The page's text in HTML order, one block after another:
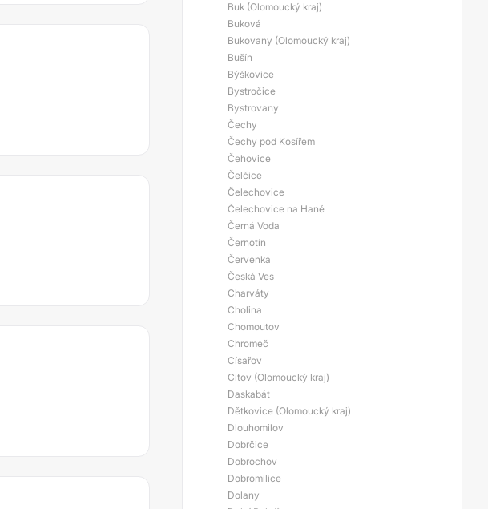
Buk (Olomoucký kraj)
Buková
Bukovany (Olomoucký kraj)
Bušín
Býškovice
Bystročice
Bystrovany
Čechy
Čechy pod Kosířem
Čehovice
Čelčice
Čelechovice
Čelechovice na Hané
Černá Voda
Černotín
Červenka
Česká Ves
Charváty
Cholina
Chomoutov
Chromeč
Císařov
Citov (Olomoucký kraj)
Daskabát
Dětkovice (Olomoucký kraj)
Dlouhomilov
Dobrčice
Dobrochov
Dobromilice
Dolany